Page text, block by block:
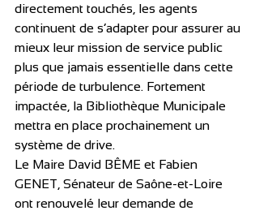
directement touchés, les agents
continuent de s’adapter pour assurer au
mieux leur mission de service public
plus que jamais essentielle dans cette
période de turbulence. Fortement
impactée, la Bibliothèque Municipale
mettra en place prochainement un
système de drive.
Le Maire David BÊME et Fabien
GENET, Sénateur de Saône-et-Loire
ont renouvelé leur demande de